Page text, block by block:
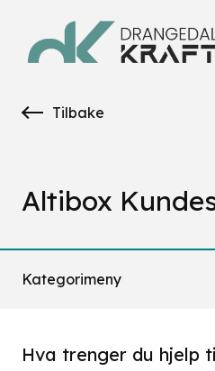
Tilbake
Altibox
Kategorimeny
Hva trenger du hjelp